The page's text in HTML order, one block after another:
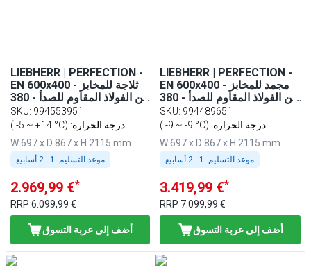
LIEBHERR | PERFECTION -
EN 600x400 - ثلاجة للمخابز
من الفولاذ المقاوم للصدأ - 380
لتر - من الداخل فولاذ مقاوم
للصدأ - باب مع واي فاي
SKU: 994553951
( -5 ~ +14 °C) :درجة الحرارة
W 697 x D 867 x H 2115 mm
موعد التسليم:
2.969,99 €*
RRP 6.099,99 €
أضف إلى عربة التسوق
LIEBHERR | PERFECTION -
EN 600x400 - مجمد للمخابز
من الفولاذ المقاوم للصدأ - 380
لتر - من الداخل فولاذ مقاوم
للصدأ - باب مع واي فاي
SKU: 994489651
( -9 ~ -9 °C) :درجة الحرارة
W 697 x D 867 x H 2115 mm
موعد التسليم:
3.419,99 €*
RRP 7.099,99 €
أضف إلى عربة التسوق